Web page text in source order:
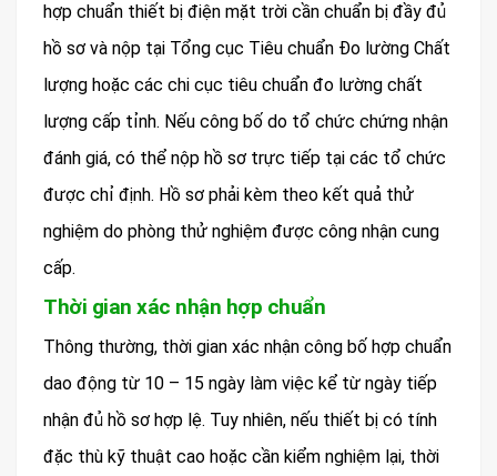
hợp chuẩn thiết bị điện mặt trời cần chuẩn bị đầy đủ
hồ sơ và nộp tại Tổng cục Tiêu chuẩn Đo lường Chất
lượng hoặc các chi cục tiêu chuẩn đo lường chất
lượng cấp tỉnh. Nếu công bố do tổ chức chứng nhận
đánh giá, có thể nộp hồ sơ trực tiếp tại các tổ chức
được chỉ định. Hồ sơ phải kèm theo kết quả thử
nghiệm do phòng thử nghiệm được công nhận cung
cấp.
Thời gian xác nhận hợp chuẩn
Thông thường, thời gian xác nhận công bố hợp chuẩn
dao động từ 10 – 15 ngày làm việc kể từ ngày tiếp
nhận đủ hồ sơ hợp lệ. Tuy nhiên, nếu thiết bị có tính
đặc thù kỹ thuật cao hoặc cần kiểm nghiệm lại, thời